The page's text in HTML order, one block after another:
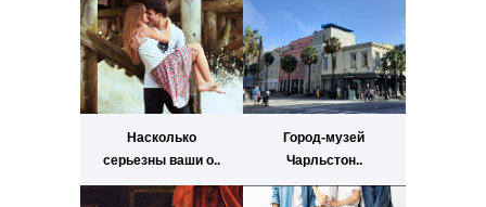
Насколько
серьезны ваши о..
Город-музей
Чарльстон..